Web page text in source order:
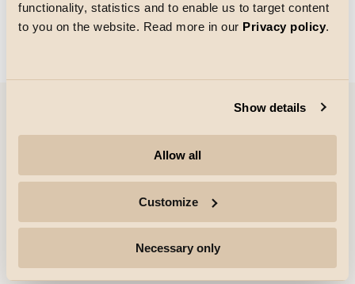
functionality, statistics and to enable us to target content
to you on the website. Read more in our Privacy policy.
Show details
Allow all
Customize
Necessary only
Företag
Höjdpunkter
Yrkesverksamma